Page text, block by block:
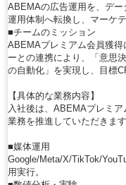
ABEMAの広告運用を、デ
運用体制へ転換し、マーケ
■チームのミッション
ABEMAプレミアム会員獲
ーとの連携により、「意思
の自動化」を実現し、目標
【具体的な業務内容】
入社後は、ABEMAプレミ
業務を推進していただきます
■媒体運用
Google/Meta/X/TikTok/
用実行。